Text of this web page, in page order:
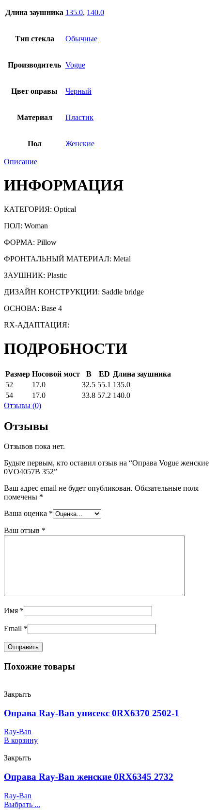
Длина заушника 135.0, 140.0
Тип стекла Обычные
Производитель Vogue
Цвет оправы Черный
Материал Пластик
Пол Женские
Описание
ИНФОРМАЦИЯ
КАТЕГОРИЯ: Optical
ПОЛ: Woman
ФОРМА: Pillow
ФРОНТАЛЬНЫЙ МАТЕРИАЛ: Metal
ЗАУШНИК: Plastic
ДИЗАЙН КОНСТРУКЦИИ: Saddle bridge
ОСНОВА: Base 4
RX-АДАПТАЦИЯ:
ПОДРОБНОСТИ
Размер Носовой мост B ED Длина заушника
52
17.0 32.5 55.1 135.0
54
17.0 33.8 57.2 140.0
Отзывы (0)
Отзывы
Отзывов пока нет.
Будьте первым, кто оставил отзыв на “Оправа Vogue женские
0VO4057B 352”
Ваш адрес email не будет опубликован. Обязательные поля
помечены *
Ваша оценка *
Ваш отзыв *
Имя *
Email *
Похожие товары
Закрыть
Оправа Ray-Ban унисекс 0RX6370 2502-1
Ray-Ban
В корзину
Закрыть
Оправа Ray-Ban женские 0RX6345 2732
Ray-Ban
Выбрать ...